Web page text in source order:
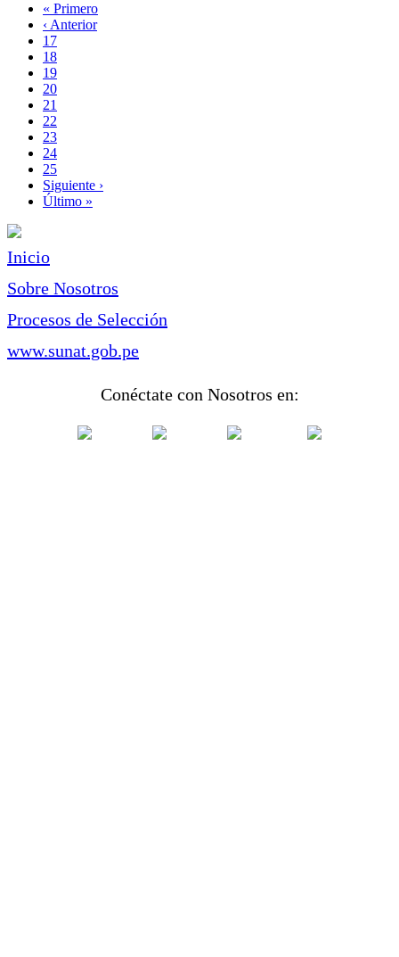
Paginación
Primera
página
« Primero
Página
anterior
‹ Anterior
Page
17
Page
18
Page
19
Page
20
Página
actual
21
Page
22
Page
23
Page
24
Page
25
Siguiente
página
Siguiente ›
Última
Último »
Inicio
Sobre Nosotros
Procesos de Selección
www.sunat.gob.pe
Conéctate con Nosotros en: